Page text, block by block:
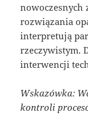
nowoczesnych
rozwiązania
interpretują
rzeczywistym.
interwencji
Wskazówka:
kontroli